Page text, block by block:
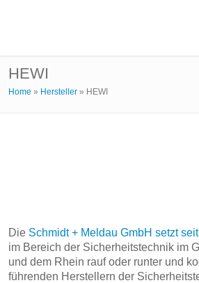
HEWI
Home » Hersteller » HEWI
Die Schmidt + Meldau GmbH setzt
im Bereich der Sicherheitstechnik im
und dem Rhein rauf oder runter und
führenden Herstellern der